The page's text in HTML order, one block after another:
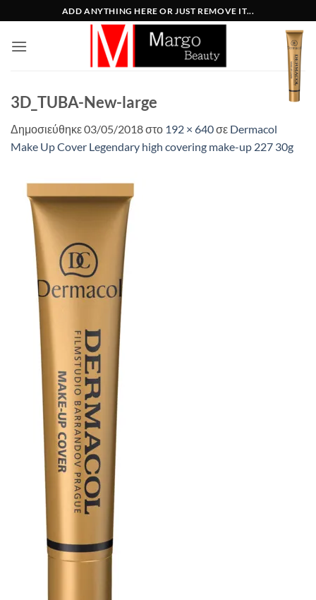
στο
περιεχόμενο
ADD ANYTHING HERE OR JUST REMOVE IT...
3D_TUBA-New-large
Δημοσιεύθηκε03/05/2018στο 192 × 640σε Dermacol
Make Up Cover Legendary high covering make-up 227 30g